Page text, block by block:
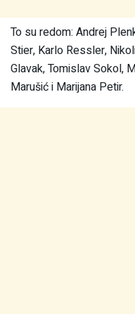
To su redom: Andrej
Stier, Karlo Ressler,
Glavak, Tomislav Sokol,
Marušić i Marijana Petir.